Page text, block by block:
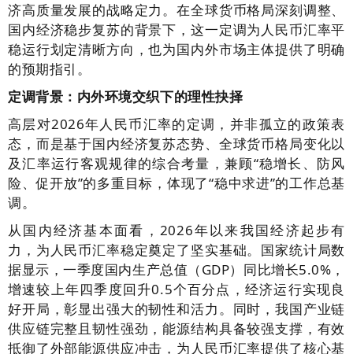
济高质量发展的战略定力。在全球货币格局深刻调整、
国内经济稳步复苏的背景下，这一定调为人民币汇率平
稳运行划定清晰方向，也为国内外市场主体提供了明确
的预期指引。
定调背景：内外环境交织下的理性抉择
高层对2026年人民币汇率的定调，并非孤立的政策表
态，而是基于国内经济复苏态势、全球货币格局变化以
及汇率运行客观规律的综合考量，兼顾“稳增长、防风
险、促开放”的多重目标，体现了“稳中求进”的工作总基
调。
从国内经济基本面看，2026年以来我国经济起步有
力，为人民币汇率稳定奠定了坚实基础。国家统计局数
据显示，一季度国内生产总值（GDP）同比增长5.0%，
增速较上年四季度回升0.5个百分点，经济运行实现良
好开局，彰显出强大的韧性和活力。同时，我国产业链
供应链完整且韧性强劲，能源结构具备较强支撑，有效
抵御了外部能源供应冲击，为人民币汇率提供了核心基